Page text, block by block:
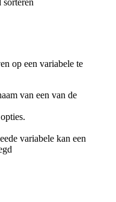
op een variabele te
van een van de
variabele kan een